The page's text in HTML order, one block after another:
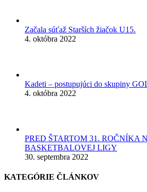
Začala súťaž Starších žiačok U15.
4. októbra 2022
Kadeti – postupujúci do skupiny
4. októbra 2022
PRED ŠTARTOM 31. ROČNÍKA
BASKETBALOVEJ LIGY
30. septembra 2022
KATEGÓRIE ČLÁNKOV